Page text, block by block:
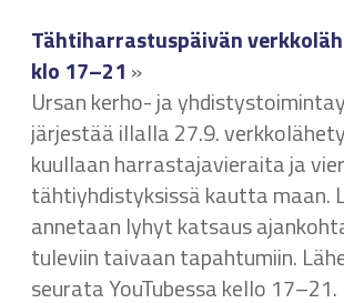
Tähtiharrastuspäivän
klo 17–21 »
Ursan kerho- ja
järjestää illalla 27.9.
kuullaan harrastajavieraita ja
tähtiyhdistyksissä kautta maan.
annetaan lyhyt katsaus
tuleviin taivaan tapahtumiin.
seurata YouTubessa kello